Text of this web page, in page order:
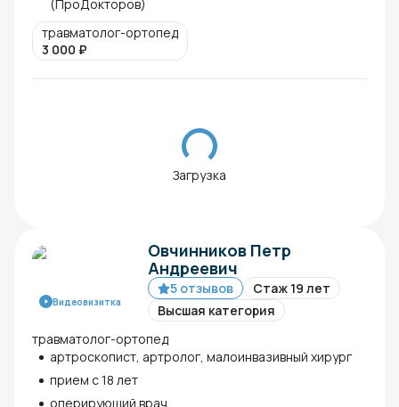
(ПроДокторов)
травматолог-ортопед
3 000 ₽
Загрузка
Видеовизитка
Овчинников Петр
Андреевич
5 отзывов
Стаж 19 лет
Высшая категория
травматолог-ортопед
артроскопист, артролог, малоинвазивный хирург
прием с 18 лет
оперирующий врач